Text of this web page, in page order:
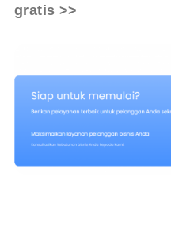
gratis >>